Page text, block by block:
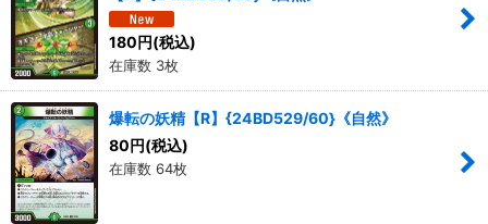
180円(税込)
在庫数 3枚
爆転の妖精【R】{24BD529/60}《自然》
80円(税込)
在庫数 64枚